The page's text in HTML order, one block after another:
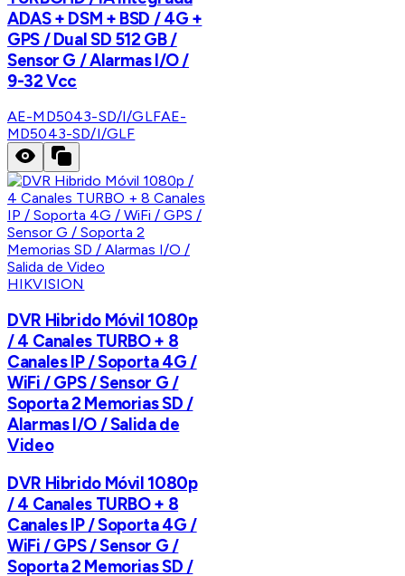
ADAS + DSM + BSD / 4G +
GPS / Dual SD 512 GB /
Sensor G / Alarmas I/O /
9-32 Vcc
AE-MD5043-SD/I/GLFAE-
MD5043-SD/I/GLF
HIKVISION
DVR Hibrido Móvil 1080p
/ 4 Canales TURBO + 8
Canales IP / Soporta 4G /
WiFi / GPS / Sensor G /
Soporta 2 Memorias SD /
Alarmas I/O / Salida de
Video
DVR Hibrido Móvil 1080p
/ 4 Canales TURBO + 8
Canales IP / Soporta 4G /
WiFi / GPS / Sensor G /
Soporta 2 Memorias SD /